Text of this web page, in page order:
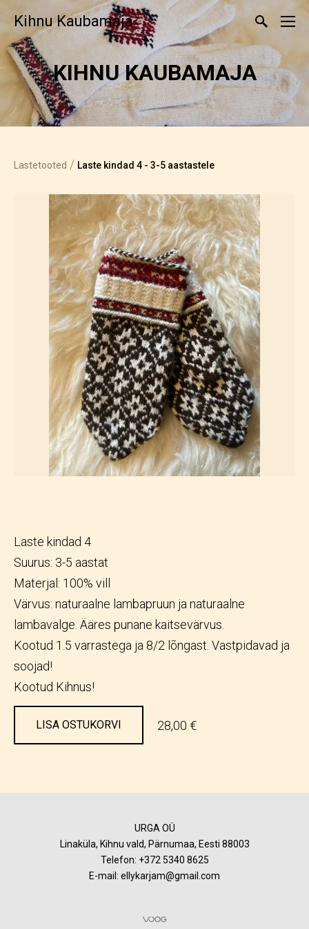
Kihnu Kaubamaja
KIHNU KAUBAMAJA
Lastetooted / Laste kindad 4 - 3-5 aastastele
Laste kindad 4
Suurus: 3-5 aastat
Materjal: 100% vill
Värvus: naturaalne lambapruun ja naturaalne
lambavalge. Ääres punane kaitsevärvus.
Kootud 1.5 varrastega ja 8/2 lõngast. Vastpidavad ja
soojad!
Kootud Kihnus!
LISA OSTUKORVI 28,00 €
URGA OÜ
Linaküla, Kihnu vald, Pärnumaa, Eesti 88003
Telefon: +372 5340 8625
E-mail: ellykarjam@gmail.com